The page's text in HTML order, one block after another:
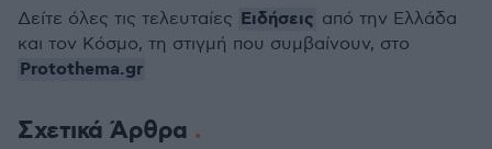
Σχετικά Άρθρα
Δείτε όλες τις τελευταίες Ειδήσεις από την Ελλάδα
και τον Κόσμο, τη στιγμή που συμβαίνουν, στο
Protothema.gr